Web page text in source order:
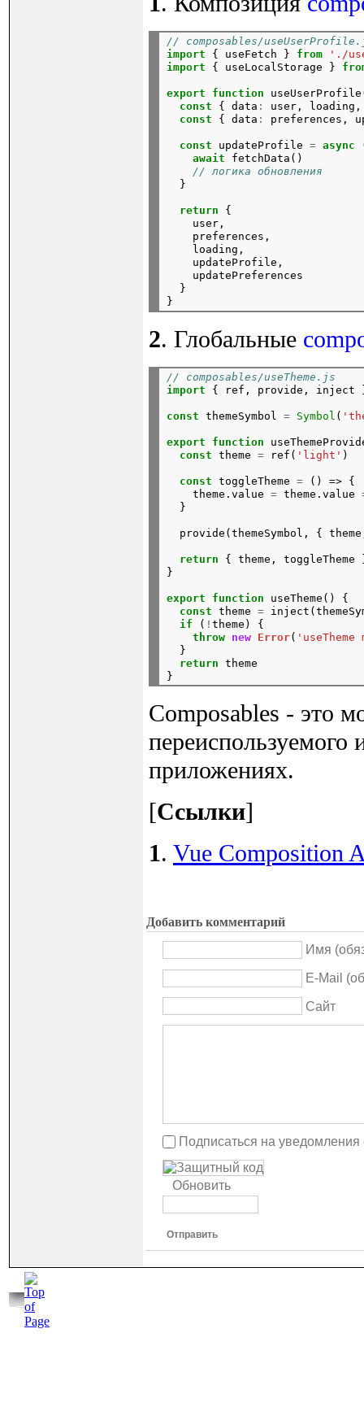
// composables/
import
{ useFetch } from
'./
import
{ useLocalStorage }
export function
const
{ data : user,
loading,
const
{ data : preferences,
const updateProfile = async
await
fetchData()
// логика обновления
}
return
{
user,
preferences,
loading,
updateProfile,
updatePreferences
}
2. Глобальные
// composables/useTheme.js
import
{ ref, provide, inject
const themeSymbol = Symbol (
export function
const
theme = ref( 'light' )
const toggleTheme = () => {
theme.value
= theme.value
}
provide(themeSymbol, {
return { theme, toggleTheme
}
export function useTheme()
{
const
theme =
if
( !theme)
{
throw new Error(
}
return
theme
Composables - это
переиспользуемого
приложениях.
[Ссылки]
1. Vue Composition
Добавить комментарий
Имя
E-Mail
Сайт
Подписаться на
Обновить
Отправить